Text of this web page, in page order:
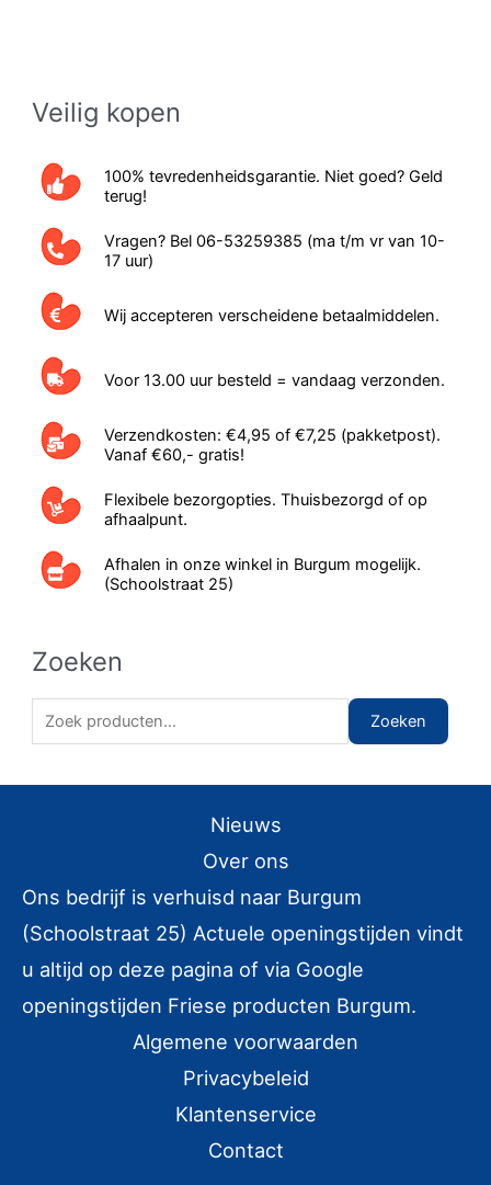
Veilig kopen
100% tevredenheidsgarantie. Niet goed? Geld
terug!
Vragen? Bel 06-53259385 (ma t/m vr van 10-
17 uur)
Wij accepteren verscheidene betaalmiddelen.
Voor 13.00 uur besteld = vandaag verzonden.
Verzendkosten: €4,95 of €7,25 (pakketpost).
Vanaf €60,- gratis!
Flexibele bezorgopties. Thuisbezorgd of op
afhaalpunt.
Afhalen in onze winkel in Burgum mogelijk.
(Schoolstraat 25)
Zoeken
o
n
a
a
r
Zoeken
Nieuws
Over ons
Ons bedrijf is verhuisd naar Burgum
(Schoolstraat 25) Actuele openingstijden vindt
u altijd op deze pagina of via Google
openingstijden Friese producten Burgum.
Algemene voorwaarden
Privacybeleid
Klantenservice
Contact